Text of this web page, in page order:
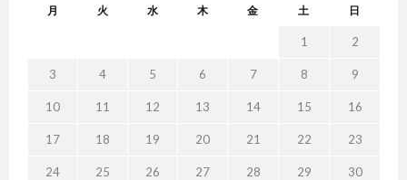
月 火 水 木 金 土 日
1 2
3 4 5 6 7 8 9
10 11 12 13 14 15 16
17 18 19 20 21 22 23
24 25 26 27 28 29 30